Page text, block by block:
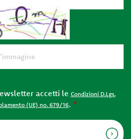
accetti le Condizioni D.Lgs.
(UE) no. 679/16. *